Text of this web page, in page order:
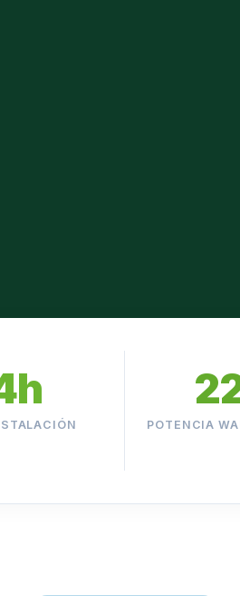
POTENCIA